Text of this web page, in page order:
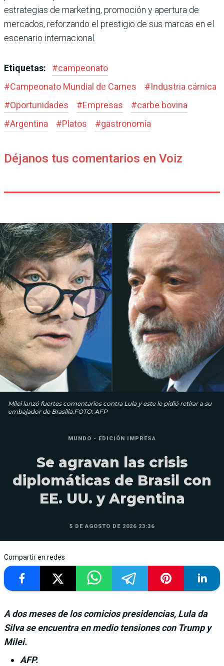
estrategias de marketing, promoción y apertura de
mercados, reforzando el prestigio de sus marcas en el
escenario internacional.
Etiquetas: #campeonato
#Campeonato Mundial de Carnes #Industria cárnica
#Oportunidades #Empresas #carbe bovina
#Argentina #Platos #gastronomía
Déjanos tus comentarios en Voiz
Milei lanzó fuertes comentarios contra Lula y este le pidió retirar a su
embajador de Brasilia.FOTO: AFP
MUNDO - EDICIÓN IMPRESA
Se agravan las crisis
diplomáticas de Brasil con
EE. UU. y Argentina
5 DE AGOSTO DE 2026 23:36
Compartir en redes
A dos meses de los comicios presidencias, Lula da
Silva se encuentra en medio tensiones con Trump y
Milei.
AFP.